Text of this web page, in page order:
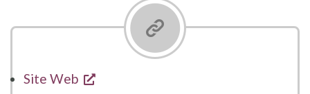
Site Web opent een nieuw venster